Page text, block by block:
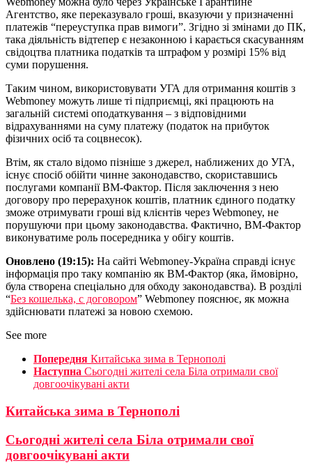
Агентство, яке переказувало гроші, вказуючи у призначенні
платежів “переуступка прав вимоги”. Згідно зі змінами до ПК,
така діяльність відтепер є незаконною і карається скасуванням
свідоцтва платника податків та штрафом у розмірі 15% від
суми порушення.
Таким чином, використовувати УГА для отримання коштів з
Webmoney можуть лише ті підприємці, які працюють на
загальній системі оподаткування – з відповідними
відрахуваннями на суму платежу (податок на прибуток
фізичних осіб та соцвнесок).
Втім, як стало відомо пізніше з джерел, наближених до УГА,
існує спосіб обійти чинне законодавство, скориставшись
послугами компанії ВМ-Фактор. Після заключення з нею
договору про перерахунок коштів, платник єдиного податку
зможе отримувати гроші від клієнтів через Webmoney, не
порушуючи при цьому законодавства. Фактично, ВМ-Фактор
виконуватиме роль посередника у обігу коштів.
Оновлено (19:15): На сайті Webmoney-Україна справді існує
інформація про таку компанію як ВМ-Фактор (яка, ймовірно,
була створена спеціально для обходу законодавства). В розділі
“Без кошелька, с договором” Webmoney пояснює, як можна
здійснювати платежі за новою схемою.
See more
Попередня Китайська зима в Тернополі
Наступна Сьогодні жителі села Біла отримали свої
довгоочікувані акти
Китайська зима в Тернополі
Сьогодні жителі села Біла отримали свої
довгоочікувані акти